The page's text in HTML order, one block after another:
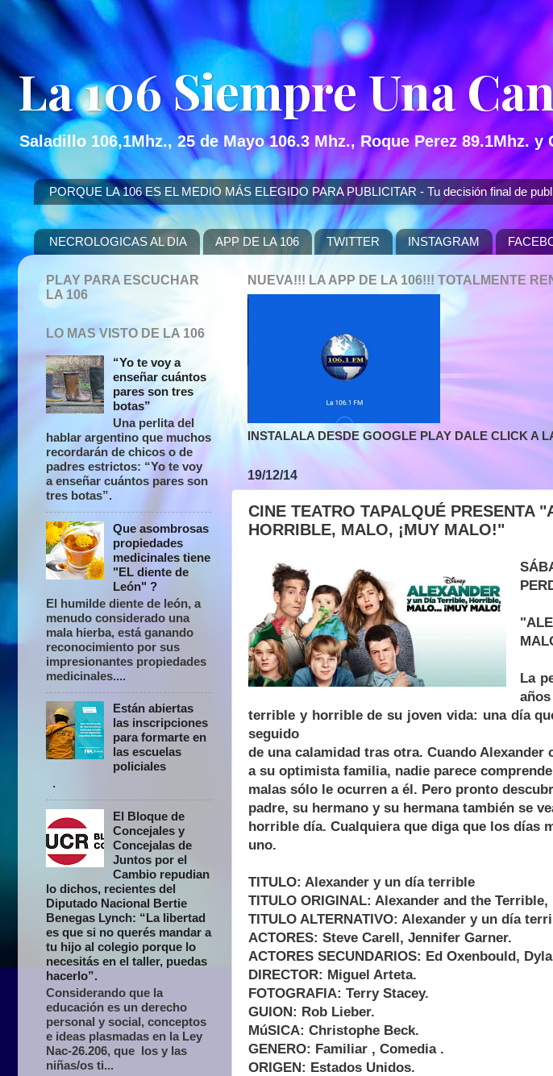
La 106 Siempre Una
Saladillo 106,1Mhz., 25 de Mayo 106.3 Mhz., Roque Perez 89.1Mhz. y
PORQUE LA 106 ES EL MEDIO MÁS ELEGIDO PARA PUBLICITAR - Tu decisión final de
NECROLOGICAS AL DIA APP DE LA 106 TWITTER INSTAGRAM
NUEVA!!! LA APP DE LA 106!!! TOTALMENTE
INSTALALA DESDE GOOGLE PLAY DALE CLICK A
19/12/14
CINE TEATRO TAPALQUÉ PRESENTA
HORRIBLE, MALO, ¡MUY MALO!"
La
terrible y horrible de su joven vida: una día
seguido
de una calamidad tras otra. Cuando
a su optimista familia, nadie parece
malas sólo le ocurren a él. Pero pronto
padre, su hermano y su hermana también se
horrible día. Cualquiera que diga que los días
uno.
TITULO: Alexander y un día terrible
TITULO ORIGINAL: Alexander and the
TITULO ALTERNATIVO: Alexander y un día
ACTORES: Steve Carell, Jennifer Garner.
ACTORES SECUNDARIOS: Ed Oxenbould,
DIRECTOR: Miguel Arteta.
FOTOGRAFIA: Terry Stacey.
GUION: Rob Lieber.
MúSICA: Christophe Beck.
GENERO: Familiar , Comedia .
ORIGEN: Estados Unidos.
PLAY PARA ESCUCHAR
LA 106
LO MAS VISTO DE LA 106
“Yo te voy a
enseñar cuántos
pares son tres
botas”
Una perlita del
hablar argentino que muchos
recordarán de chicos o de
padres estrictos: “Yo te voy
a enseñar cuántos pares son
tres botas”.
Que asombrosas
propiedades
medicinales tiene
"EL diente de
León" ?
El humilde diente de león, a
menudo considerado una
mala hierba, está ganando
reconocimiento por sus
impresionantes propiedades
medicinales....
Están abiertas
las inscripciones
para formarte en
las escuelas
policiales
.
El Bloque de
Concejales y
Concejalas de
Juntos por el
Cambio repudian
lo dichos, recientes del
Diputado Nacional Bertie
Benegas Lynch: “La libertad
es que si no querés mandar a
tu hijo al colegio porque lo
necesitás en el taller, puedas
hacerlo”.
Considerando que la
educación es un derecho
personal y social, conceptos
e ideas plasmadas en la Ley
Nac-26.206, que los y las
niñas/os ti...